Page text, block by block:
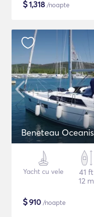
$1,318 /noapte
Beneteau Oceanis
Yacht cu vele
41 ft
12 m
$910 /noapte